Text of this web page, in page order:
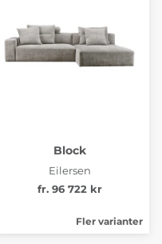
fr. 53 614 kr
Block
Eilersen
fr. 96 722 kr
Fler varianter